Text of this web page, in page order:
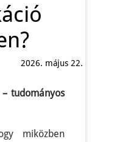
2026. május 22.
tudományos
miközben